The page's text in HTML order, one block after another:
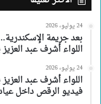
24 يوليو، 2026
بعد جريمة
اللواء أشرف عبد
24 يوليو، 2026
اللواء أشرف عبد
فيديو الرقص داخل